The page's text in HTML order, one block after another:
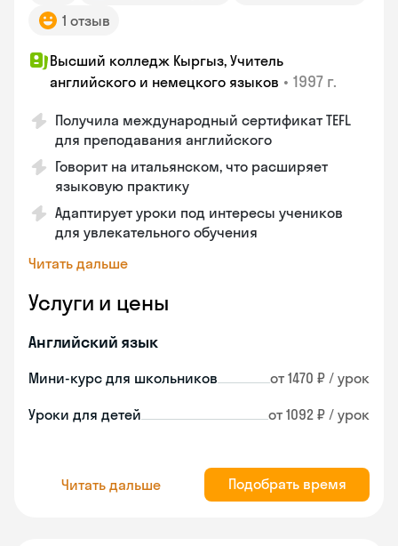
1 отзыв
Высший колледж Кыргыз, Учитель
английского и немецкого языков • 1997 г.
Получила международный сертификат TEFL
для преподавания английского
Говорит на итальянском, что расширяет
языковую практику
Адаптирует уроки под интересы учеников
для увлекательного обучения
Читать дальше
Услуги и цены
Английский язык
Мини-курс для школьников от 1470 ₽ / урок
Уроки для детей от 1092 ₽ / урок
Читать дальше Подобрать время